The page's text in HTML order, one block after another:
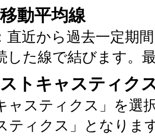
移動平均線
近から過去一定期
した線で結びます。
ストキャスティク
ャスティクス」を選
ティクス」となりま